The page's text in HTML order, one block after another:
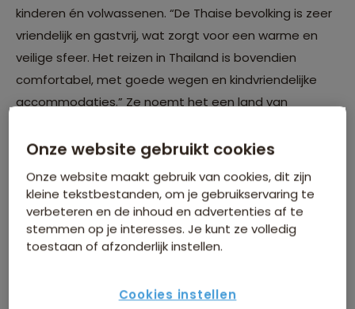
kinderen én volwassenen. “De Thaise bevolking is zeer
vriendelijk en gastvrij, wat zorgt voor een warme en
veilige sfeer. Het reizen in Thailand is bovendien
comfortabel, met goede wegen en kindvriendelijke
accommodaties.” Ze noemt het een land van
Bangkok duik je zo de natuur in, met watervallen,
regenwouden en tropische stranden. Wat een
veelzijdige bestemming!”
Onze website gebruikt cookies
Onze website maakt gebruik van cookies, dit zijn
kleine tekstbestanden, om je gebruikservaring te
verbeteren en de inhoud en advertenties af te
stemmen op je interesses. Je kunt ze volledig
toestaan of afzonderlijk instellen.
Cookies instellen